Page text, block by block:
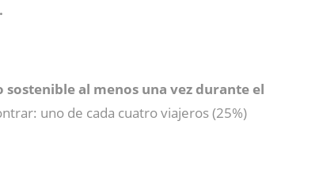
al menos una vez durante el
uno de cada cuatro viajeros (25%)